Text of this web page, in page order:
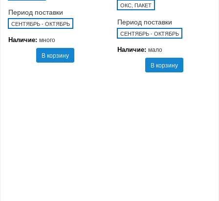
Период поставки
СЕНТЯБРЬ - ОКТЯБРЬ
Наличие: много
В корзину
ОКС, ПАКЕТ
Период поставки
СЕНТЯБРЬ - ОКТЯБРЬ
Наличие: мало
В корзину